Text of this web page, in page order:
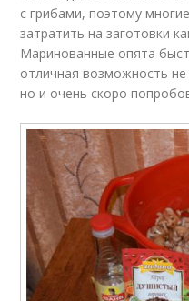
с грибами, поэтому
затратить на заготовки
Маринованные опята
отличная возможность
но и очень скоро